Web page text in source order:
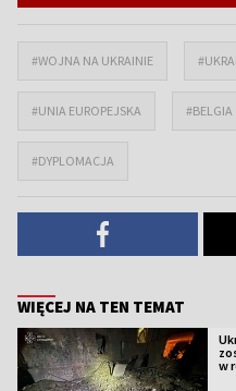
#WOJNA NA UKRAINIE
#UNIA EUROPEJSKA #BELGIA
#DYPLOMACJA
WIĘCEJ NA TEN TEMAT
w